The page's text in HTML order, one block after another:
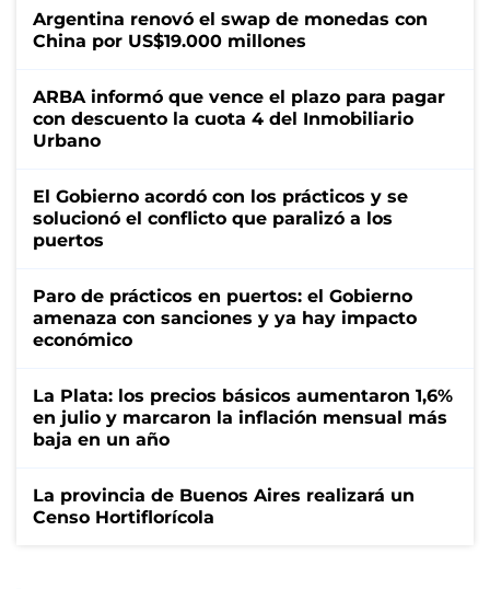
Argentina renovó el swap de monedas con
China por US$19.000 millones
ARBA informó que vence el plazo para pagar
con descuento la cuota 4 del Inmobiliario
Urbano
El Gobierno acordó con los prácticos y se
solucionó el conflicto que paralizó a los
puertos
Paro de prácticos en puertos: el Gobierno
amenaza con sanciones y ya hay impacto
económico
La Plata: los precios básicos aumentaron 1,6%
en julio y marcaron la inflación mensual más
baja en un año
La provincia de Buenos Aires realizará un
Censo Hortiflorícola